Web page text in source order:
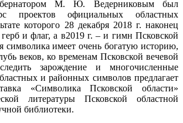
М. Ю. Ведерниковым был
проектов официальных областных
которого 28 декабря 2018 г. наконец
и флаг, а в2019 г. – и гимн Псковской
символика имеет очень богатую историю,
веков, ко временам Псковской вечевой
зарождение и многочисленные
и районных символов предлагает
«Символика Псковской области»
литературы Псковской областной
библиотеки.